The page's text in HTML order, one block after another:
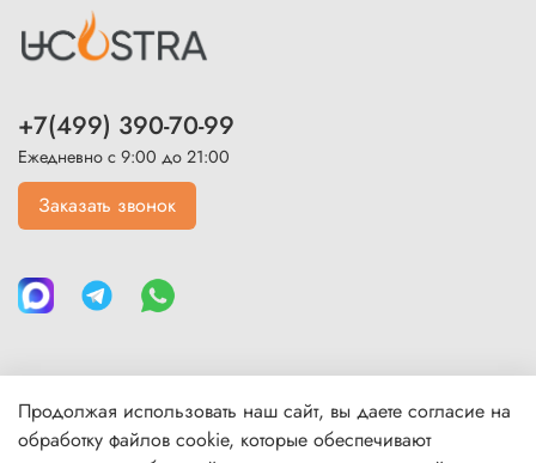
Каталог
+7(499) 390-70-99
Ежедневно с 9:00 до 21:00
Заказать звонок
Продолжая использовать наш сайт, вы даете согласие на
обработку файлов cookie, которые обеспечивают